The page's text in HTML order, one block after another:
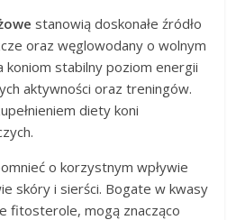
stanowią doskonałe źródło
oraz węglowodany o wolnym
koniom stabilny poziom energii
aktywności oraz treningów.
diety koni
o korzystnym wpływie
skóry i sierści. Bogate w kwasy
fitosterole, mogą znacząco